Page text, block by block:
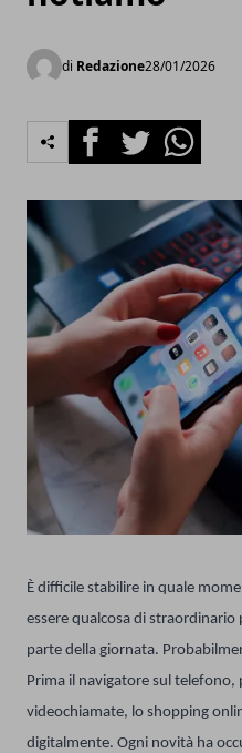
di Redazione28/01/2026
FacebookTwitterWhatsapp
È difficile stabilire in quale
essere qualcosa di
parte della giornata.
Prima il navigatore sul telefono,
videochiamate, lo shopping
digitalmente. Ogni novità ha